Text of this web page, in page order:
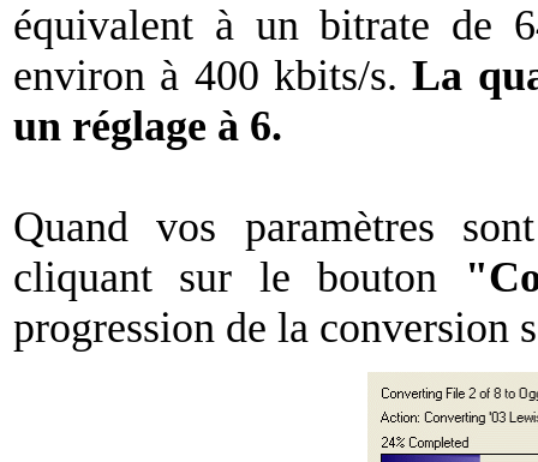
équivalent à un bitrate de
environ à 400 kbits/s.La
un réglage à 6.
Quand vos paramètres
cliquant sur le bouton
progression de la conversion